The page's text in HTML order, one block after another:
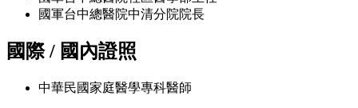
國軍台中總醫院中清分院院長
國際 / 國內證照
中華民國家庭醫學專科醫師